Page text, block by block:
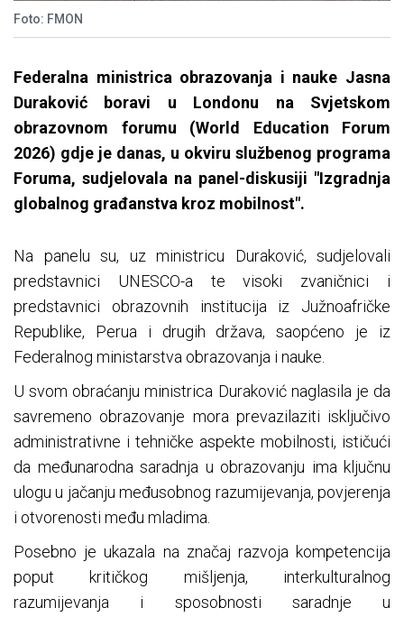
Foto: FMON
Federalna ministrica obrazovanja i nauke Jasna
Duraković boravi u Londonu na Svjetskom
obrazovnom forumu (World Education Forum
2026) gdje je danas, u okviru službenog programa
Foruma, sudjelovala na panel-diskusiji "Izgradnja
globalnog građanstva kroz mobilnost".
Na panelu su, uz ministricu Duraković, sudjelovali
predstavnici UNESCO-a te visoki zvaničnici i
predstavnici obrazovnih institucija iz Južnoafričke
Republike, Perua i drugih država, saopćeno je iz
Federalnog ministarstva obrazovanja i nauke.
U svom obraćanju ministrica Duraković naglasila je da
savremeno obrazovanje mora prevazilaziti isključivo
administrativne i tehničke aspekte mobilnosti, ističući
da međunarodna saradnja u obrazovanju ima ključnu
ulogu u jačanju međusobnog razumijevanja, povjerenja
i otvorenosti među mladima.
Posebno je ukazala na značaj razvoja kompetencija
poput kritičkog mišljenja, interkulturalnog
razumijevanja i sposobnosti saradnje u